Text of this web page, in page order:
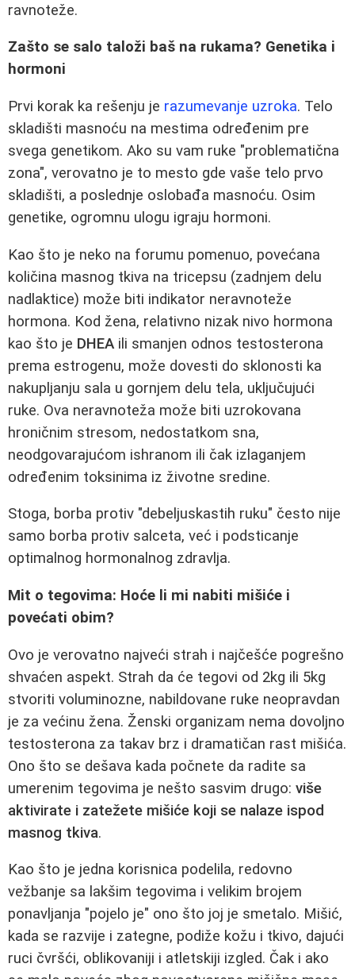
ravnoteže.
Zašto se salo taloži baš na rukama? Genetika i
hormoni
Prvi korak ka rešenju je razumevanje uzroka. Telo
skladišti masnoću na mestima određenim pre
svega genetikom. Ako su vam ruke "problematična
zona", verovatno je to mesto gde vaše telo prvo
skladišti, a poslednje oslobađa masnoću. Osim
genetike, ogromnu ulogu igraju hormoni.
Kao što je neko na forumu pomenuo, povećana
količina masnog tkiva na tricepsu (zadnjem delu
nadlaktice) može biti indikator neravnoteže
hormona. Kod žena, relativno nizak nivo hormona
kao što je DHEA ili smanjen odnos testosterona
prema estrogenu, može dovesti do sklonosti ka
nakupljanju sala u gornjem delu tela, uključujući
ruke. Ova neravnoteža može biti uzrokovana
hroničnim stresom, nedostatkom sna,
neodgovarajućom ishranom ili čak izlaganjem
određenim toksinima iz životne sredine.
Stoga, borba protiv "debeljuskastih ruku" često nije
samo borba protiv salceta, već i podsticanje
optimalnog hormonalnog zdravlja.
Mit o tegovima: Hoće li mi nabiti mišiće i
povećati obim?
Ovo je verovatno najveći strah i najčešće pogrešno
shvaćen aspekt. Strah da će tegovi od 2kg ili 5kg
stvoriti voluminozne, nabildovane ruke neopravdan
je za većinu žena. Ženski organizam nema dovoljno
testosterona za takav brz i dramatičan rast mišića.
Ono što se dešava kada počnete da radite sa
umerenim tegovima je nešto sasvim drugo: više
aktivirate i zatežete mišiće koji se nalaze ispod
masnog tkiva.
Kao što je jedna korisnica podelila, redovno
vežbanje sa lakšim tegovima i velikim brojem
ponavljanja "pojelo je" ono što joj je smetalo. Mišić,
kada se razvije i zategne, podiže kožu i tkivo, dajući
ruci čvršći, oblikovaniji i atletskiji izgled. Čak i ako